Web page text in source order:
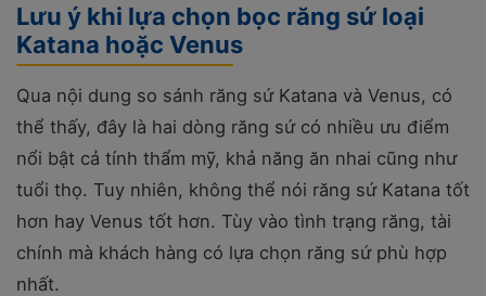
Lưu ý khi lựa chọn bọc răng sứ loại
Katana hoặc Venus
Qua nội dung so sánh răng sứ Katana và Venus, có
thể thấy, đây là hai dòng răng sứ có nhiều ưu điểm
nổi bật cả tính thẩm mỹ, khả năng ăn nhai cũng như
tuổi thọ. Tuy nhiên, không thể nói răng sứ Katana tốt
hơn hay Venus tốt hơn. Tùy vào tình trạng răng, tài
chính mà khách hàng có lựa chọn răng sứ phù hợp
nhất.